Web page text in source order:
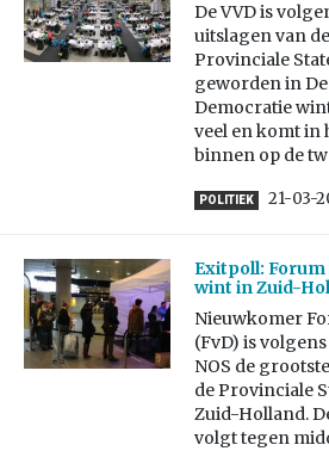
De VVD is
uitslagen van
Provinciale
geworden in
Democratie
veel en komt in
binnen op de
POLITIEK 21-03-
Exitpoll:
wint in Zuid-
Nieuwkomer
(FvD) is
NOS de
de Provinciale
Zuid-Holland.
volgt tegen